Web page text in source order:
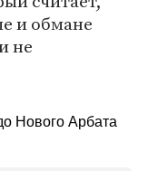
и обмане
не
Нового Арбата